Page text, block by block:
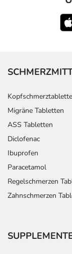
Migräne Tabletten
ASS Tabletten
Diclofenac
Ibuprofen
Paracetamol
Regelschmerzen
Zahnschmerzen